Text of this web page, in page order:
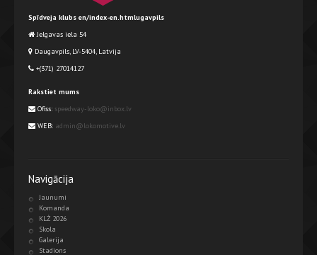
Spīdveja klubs en/index-en.htmlugavpils
Jelgavas iela 54
Daugavpils, LV-5404, Latvija
+(371) 27014127
Rakstiet mums
Ofiss: speedway-loko@inbox.lv
WEB: admin@lokomotive.lv
Navigācija
Jaunumi
Komanda
KLŻ 2026
Skola
Galerija
Stadions